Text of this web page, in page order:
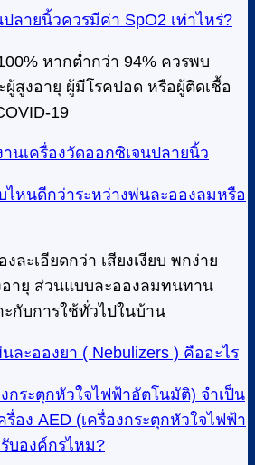
ลายนิ้วควรมีค่า SpO2 เท่าไหร่?
หากต่ำกว่า 94% ควรพบ
สูงอายุ ผู้มีโรคปอด หรือผู้ติดเชื้อ
19
านเครื่องวัดออกซิเจนปลายนิ้ว
ไหนดีกว่าระหว่างพ่นละอองลมหรือ
ละเอียดกว่า เสียงเงียบ พกง่าย
อายุ ส่วนแบบละอองลมทนทาน
ะกับการใช้ทั่วไปในบ้าน
นละอองยา ( Nebulizers ) คืออะไร
งกระตุกหัวใจไฟฟ้าอัตโนมัติ) จำเป็น
อง AED (เครื่องกระตุกหัวใจไฟฟ้า
บองค์กรไหม?